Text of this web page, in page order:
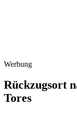
Werbung
Rückzugsort
Tores